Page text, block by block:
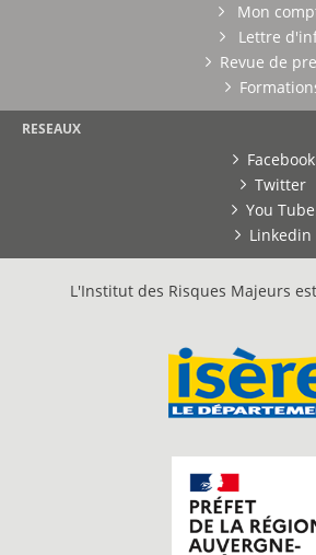
Mon
Lettre
Revue de
RESEAUX
Facebook
Twitter
You Tube
Linkedin
L'Institut des Risques Majeurs